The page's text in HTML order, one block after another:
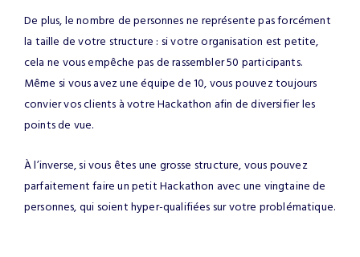
De plus, le nombre de personnes ne représente pas forcément
la taille de votre structure : si votre organisation est petite,
cela ne vous empêche pas de rassembler 50 participants.
Même si vous avez une équipe de 10, vous pouvez toujours
convier vos clients à votre Hackathon afin de diversifier les
points de vue.
À l’inverse, si vous êtes une grosse structure, vous pouvez
parfaitement faire un petit Hackathon avec une vingtaine de
personnes, qui soient hyper-qualifiées sur votre problématique.